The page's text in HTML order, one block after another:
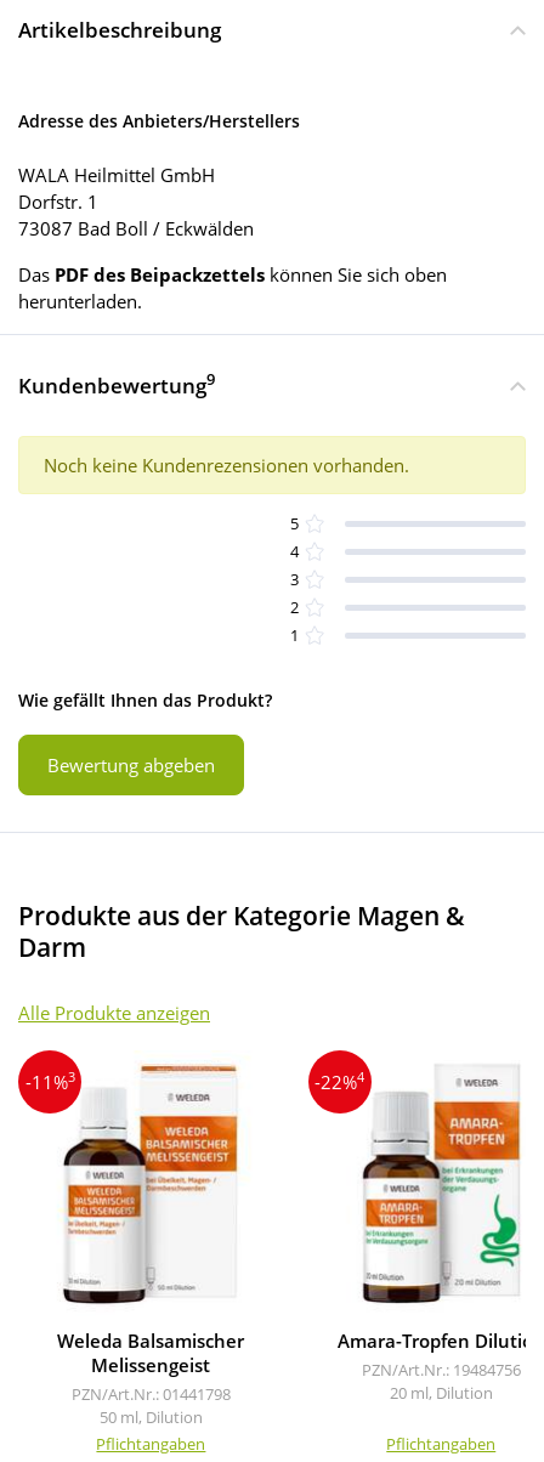
Artikelbeschreibung
Adresse des Anbieters/Herstellers
WALA Heilmittel GmbH
Dorfstr. 1
73087 Bad Boll / Eckwälden
Das PDF des Beipackzettels können Sie sich oben
herunterladen.
Kundenbewertung9
Noch keine Kundenrezensionen vorhanden.
5
4
3
2
1
Wie gefällt Ihnen das Produkt?
Bewertung abgeben
Produkte aus der Kategorie Magen &
Darm
Alle Produkte anzeigen
-11%3
Weleda Balsamischer
Melissengeist
PZN/Art.Nr.: 01441798
50 ml, Dilution
Pflichtangaben
-22%4
Amara-Tropfen Dilution
PZN/Art.Nr.: 19484756
20 ml, Dilution
Pflichtangaben